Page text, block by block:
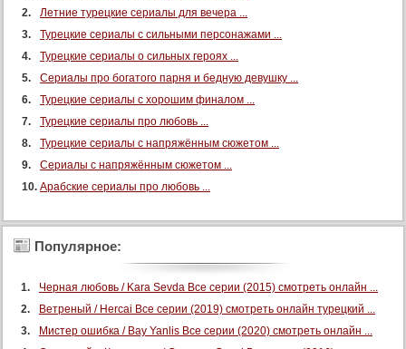
111 серия
112 серия
113 серия
114 серия
116 серия
117 серия
118 серия
120 серия
122 серия
123 серия
124 серия
Летние турецкие сериалы для вечера ...
Турецкие сериалы с сильными персонажами ...
Турецкие сериалы о сильных героях ...
Сериалы про богатого парня и бедную девушку ...
Турецкие сериалы с хорошим финалом ...
Турецкие сериалы про любовь ...
Турецкие сериалы с напряжённым сюжетом ...
Сериалы с напряжённым сюжетом ...
Арабские сериалы про любовь ...
Популярное:
Черная любовь / Kara Sevda Все серии (2015) смотреть онлайн ...
Ветреный / Hercai Все серии (2019) смотреть онлайн турецкий ...
Мистер ошибка / Bay Yanlis Все серии (2020) смотреть онлайн ...